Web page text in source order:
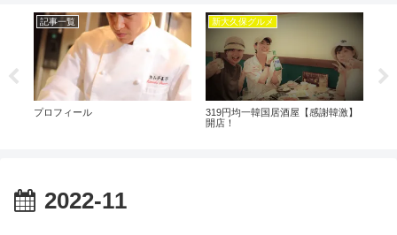
記事一覧
プロフィール
新大久保グルメ
319円均一韓国居酒屋【感謝韓激】
開店！
2022-11